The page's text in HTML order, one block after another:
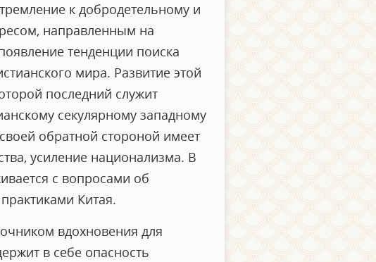
к добродетельному и
направленным на
тенденции поиска
мира. Развитие этой
последний служит
секулярному западному
обратной стороной имеет
усиление национализма. В
с вопросами об
Китая.
вдохновения для
в себе опасность